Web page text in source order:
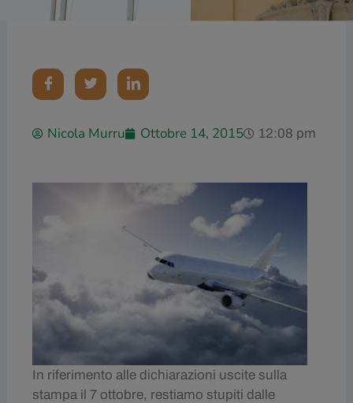
Nicola Murru Ottobre 14, 2015 12:08 pm
In riferimento alle dichiarazioni uscite sulla
stampa il 7 ottobre, restiamo stupiti dalle